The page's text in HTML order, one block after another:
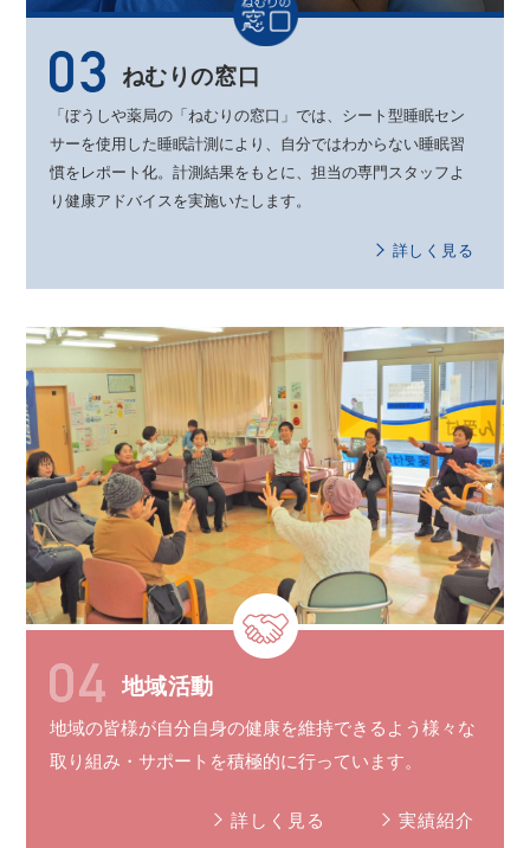
ねむりの窓口
「ぼうしや薬局の「ねむりの窓口」では、 シート型睡眠セン
サーを使用した睡眠計測により、 自分ではわからない睡眠習
慣をレポート化。計測結果をもとに、担当の専門スタッフよ
り健康アドバイスを実施いたします。
詳しく見る
地域活動
地域の皆様が自分自身の健康を維持できるよう様々な
取り組み ・サポート を積極的に行っています。
詳しく見る 実績紹介